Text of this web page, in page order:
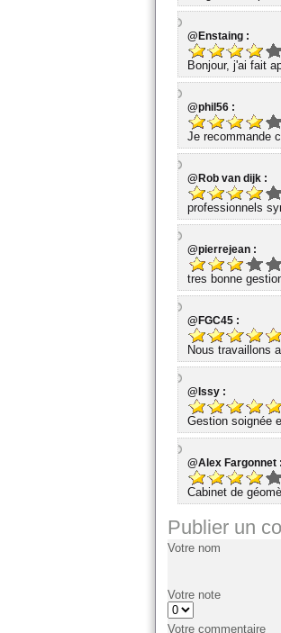
@Enstaing :
Bonjour, j'ai fait
@phil56 :
Je recommande
@Rob van dijk :
professionnels
@pierrejean :
tres bonne
@FGC45 :
Nous travaillons
@Issy :
Gestion soignée
@Alex Fargonnet :
Cabinet de
Publier un
Votre nom
Votre note
Votre commentaire